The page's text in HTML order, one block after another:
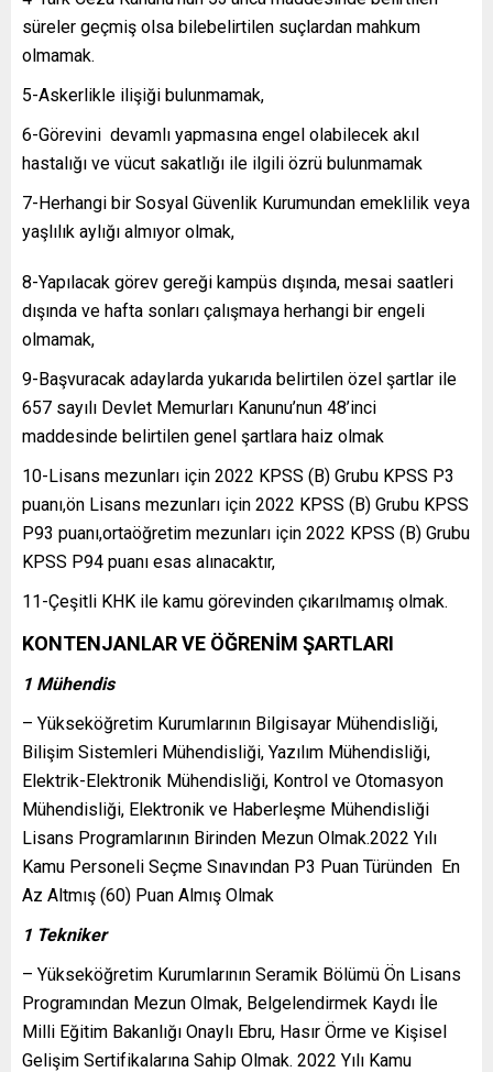
süreler geçmiş olsa bilebelirtilen suçlardan mahkum
olmamak.
5-Askerlikle ilişiği bulunmamak,
6-Görevini devamlı yapmasına engel olabilecek akıl
hastalığı ve vücut sakatlığı ile ilgili özrü bulunmamak
7-Herhangi bir Sosyal Güvenlik Kurumundan emeklilik veya
yaşlılık aylığı almıyor olmak,
8-Yapılacak görev gereği kampüs dışında, mesai saatleri
dışında ve hafta sonları çalışmaya herhangi bir engeli
olmamak,
9-Başvuracak adaylarda yukarıda belirtilen özel şartlar ile
657 sayılı Devlet Memurları Kanunu’nun 48’inci
maddesinde belirtilen genel şartlara haiz olmak
10-Lisans mezunları için 2022 KPSS (B) Grubu KPSS P3
puanı,ön Lisans mezunları için 2022 KPSS (B) Grubu KPSS
P93 puanı,ortaöğretim mezunları için 2022 KPSS (B) Grubu
KPSS P94 puanı esas alınacaktır,
11-Çeşitli KHK ile kamu görevinden çıkarılmamış olmak.
KONTENJANLAR VE ÖĞRENİM ŞARTLARI
1 Mühendis
– Yükseköğretim Kurumlarının Bilgisayar Mühendisliği,
Bilişim Sistemleri Mühendisliği, Yazılım Mühendisliği,
Elektrik-Elektronik Mühendisliği, Kontrol ve Otomasyon
Mühendisliği, Elektronik ve Haberleşme Mühendisliği
Lisans Programlarının Birinden Mezun Olmak.2022 Yılı
Kamu Personeli Seçme Sınavından P3 Puan Türünden En
Az Altmış (60) Puan Almış Olmak
1 Tekniker
– Yükseköğretim Kurumlarının Seramik Bölümü Ön Lisans
Programından Mezun Olmak, Belgelendirmek Kaydı İle
Milli Eğitim Bakanlığı Onaylı Ebru, Hasır Örme ve Kişisel
Gelişim Sertifikalarına Sahip Olmak. 2022 Yılı Kamu